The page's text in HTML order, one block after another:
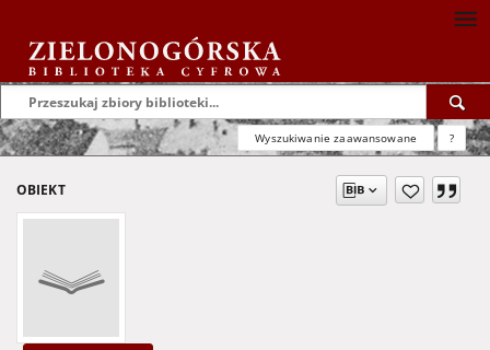
Wyszukiwanie zaawansowane ?
OBIEKT